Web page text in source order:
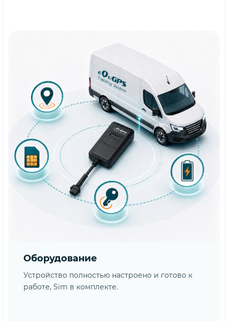
Оборудование
Устройство полностью настроено и готово к
работе, Sim в комплекте.